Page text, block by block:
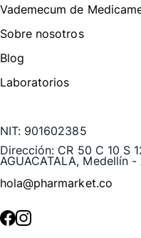
Vademecum de
Sobre nosotros
Blog
Laboratorios
NIT: 901602385
Dirección: CR 50 C 10 S
AGUACATALA, Medellín
hola@pharmarket.co